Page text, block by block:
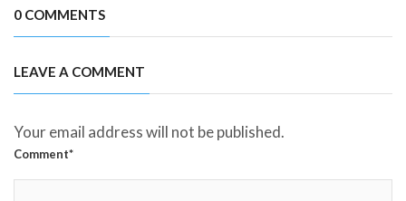
0 COMMENTS
LEAVE A COMMENT
Your email address will not be published.
Comment*